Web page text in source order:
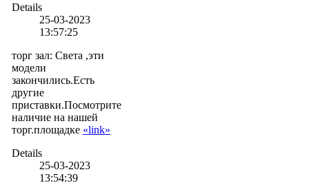
Details
25-03-2023
13:57:25
торг зал: Света ,эти
модели
закончились.Есть
другие
приставки.Посмотрите
наличие на нашей
торг.площадке «link»
Details
25-03-2023
13:54:39